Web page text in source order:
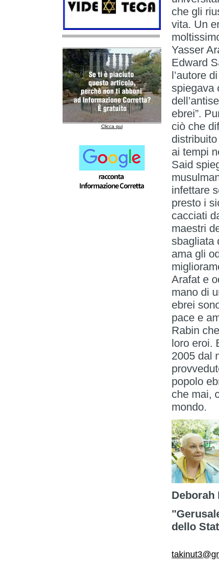
Clicca qui
che gli
vita. Un
Yasser
Edward
l’autore
spiegava
ebrei”.
ciò che
ai tempi
Said
infettare
presto i
cacciati
maestri
sbagliata
ama gli
Arafat e
mano di
ebrei
pace e
Rabin
loro eroi.
2005 dal
popolo
che mai,
mondo.
Deborah
dello